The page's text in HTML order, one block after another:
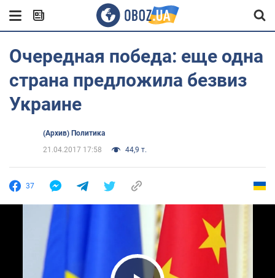
Очередная победа: еще одна
страна предложила безвиз
Украине
(Архив) Политика
21.04.2017 17:58
44,9 т.
37